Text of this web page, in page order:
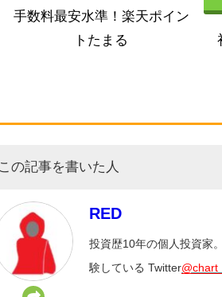
手数料最安水準！楽天ポイン
トたまる
この記事を書いた人
RED
投資歴10年の個人投資家
験している Twitter